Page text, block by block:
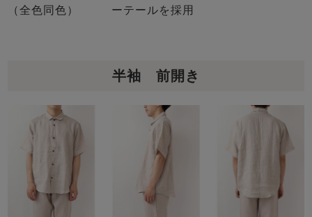
（全色同色）
ーテールを採用
半袖 前開き